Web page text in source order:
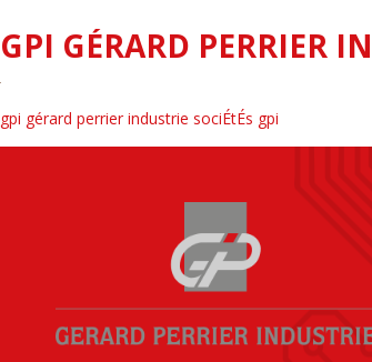
GPI GÉRARD PERRIER
gpi gérard perrier industrie sociÉtÉs gpi